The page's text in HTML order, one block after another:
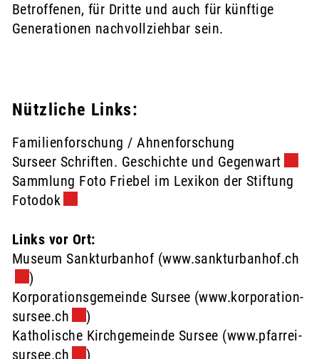
Betroffenen, für Dritte und auch für künftige
Generationen nachvollziehbar sein.
Nützliche Links:
Familienforschung / Ahnenforschung
Surseer Schriften. Geschichte und Gegenwart
Sammlung Foto Friebel im Lexikon der Stiftung
Fotodok
Links vor Ort:
Museum Sankturbanhof (www.sankturbanhof.ch
)
Korporationsgemeinde Sursee (www.korporation-
sursee.ch Externer Link wird in einem neuen
)
Katholische Kirchgemeinde Sursee (www.pfarrei-
sursee.ch Externer Link wird in einem neuen
)